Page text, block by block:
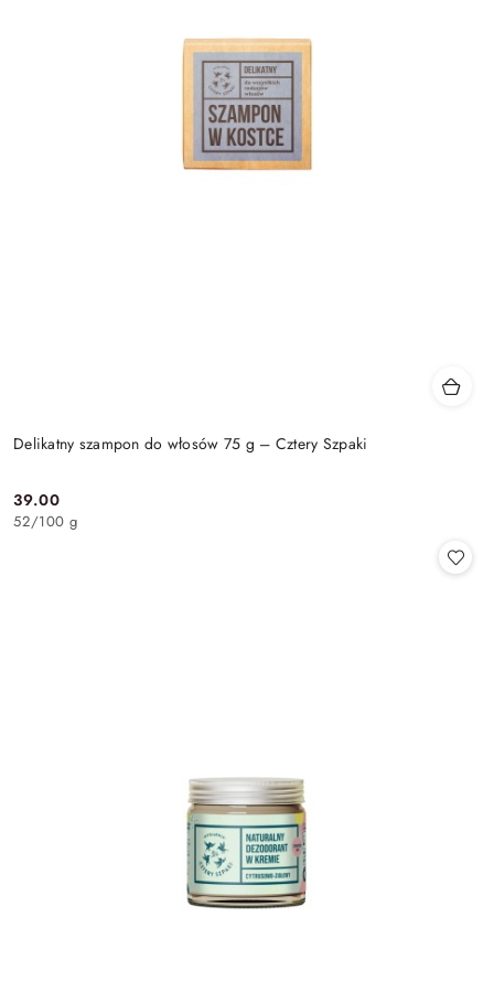
Delikatny szampon do włosów 75 g – Cztery Szpaki
Cena:
39.00
52/100 g